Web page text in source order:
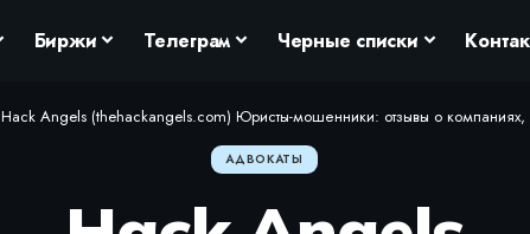
Биржи Телеграм Черные списки
Hack Angels (thehackangels.com) Юристы-мошенники: отзывы о компаниях,
АДВОКАТЫ